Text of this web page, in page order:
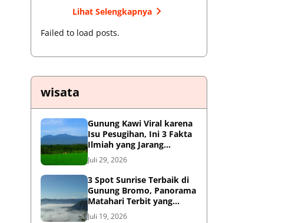
Lihat Selengkapnya
Failed to load posts.
wisata
Gunung Kawi Viral karena
Isu Pesugihan, Ini 3 Fakta
Ilmiah yang Jarang
Diketahui
Juli 29, 2026
3 Spot Sunrise Terbaik di
Gunung Bromo, Panorama
Matahari Terbit yang
Memukau
Juli 19, 2026